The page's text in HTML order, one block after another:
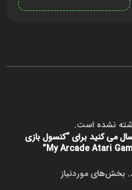
نشده است.
می کنید برای “کنسول بازی
بخش‌های موردنیاز